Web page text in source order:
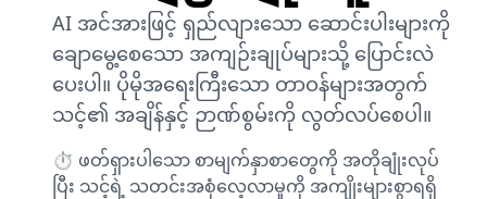
AI အင်အားဖြင့် ရှည်လျားသော ဆောင်းပါးများကို
ချောမွေ့စေသော အကျဉ်းချုပ်များသို့ ပြောင်းလဲ
ပေးပါ။ ပိုမိုအရေးကြီးသော တာဝန်များအတွက်
သင့်၏ အချိန်နှင့် ဉာဏ်စွမ်းကို လွတ်လပ်စေပါ။
⏱️ ဖတ်ရှားပါသော စာမျက်နှာစာတွေကို အတိုချုံးလုပ်
ပြီး သင့်ရဲ့ သတင်းအစုံလေ့လာမှုကို အကျိုးများစွာရရှိ